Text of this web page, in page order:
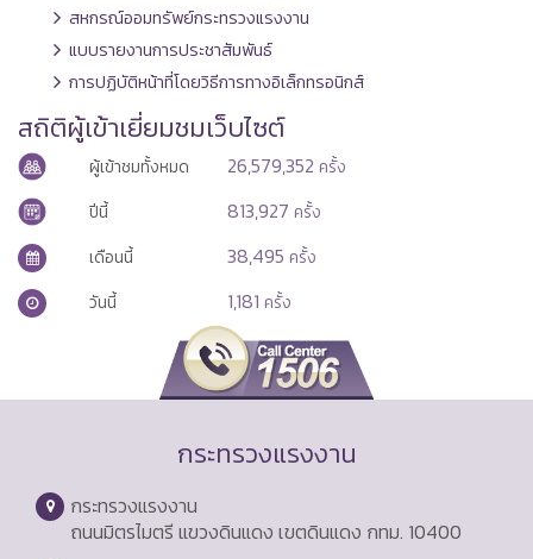
สหกรณ์ออมทรัพย์กระทรวงแรงงาน
แบบรายงานการประชาสัมพันธ์
การปฏิบัติหน้าที่โดยวิธีการทางอิเล็กทรอนิกส์
สถิติผู้เข้าเยี่ยมชมเว็บไซต์
ผู้เข้าชมทั้งหมด 26,579,352 ครั้ง
ปีนี้
813,927 ครั้ง
เดือนนี้
38,495 ครั้ง
วันนี้
1,181 ครั้ง
กระทรวงแรงงาน
กระทรวงแรงงาน
ถนนมิตรไมตรี แขวงดินแดง เขตดินแดง กทม. 10400